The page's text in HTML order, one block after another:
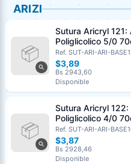
ARIZI
Sutura Aricryl 121:
Poliglicolico 5/0
Corte Inverso
Absorbible
Ref. SUT-ARI-ARI-
$3,89
Bs 2943,60
Disponible
Sutura Aricryl
Poliglicolico 4/0
Corte Inverso
Absorbible
Ref. SUT-ARI-ARI-
$3,87
Bs 2928,46
Disponible